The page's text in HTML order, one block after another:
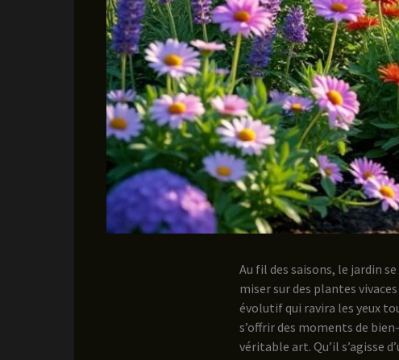
Au fil des saisons, le jardin
miser sur des plantes
évolutif qui ravira les yeux
s’offrir des moments de
véritable art. Qu’il s’agisse